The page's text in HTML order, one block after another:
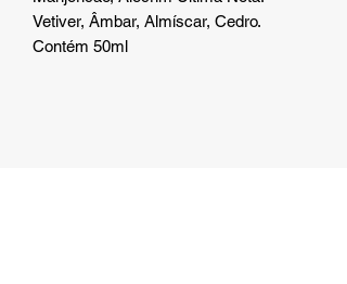
Vetiver, Âmbar, Almíscar, Cedro.
Contém 50ml